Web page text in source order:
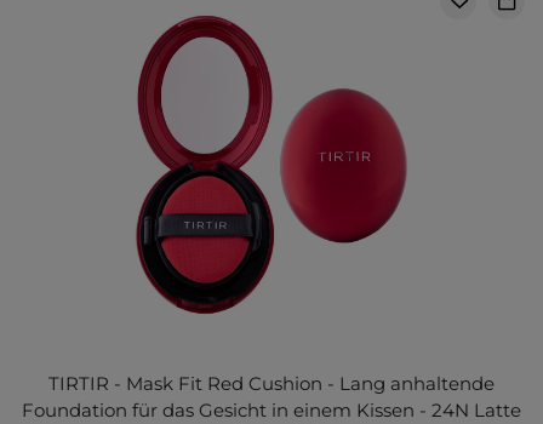
TIRTIR - Mask Fit Red Cushion - Lang anhaltende
Foundation für das Gesicht in einem Kissen - 24N Latte